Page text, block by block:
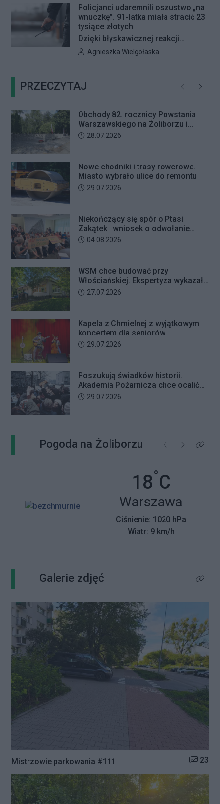
Rady Dzielnicy Żoliborz w sprawie
zaniechania budowy zespołu
przedszkolno-żłobkowego przy ul.
Ficowskiego. Po blisko pięciu
zaplanowano na koniec sierpnia
Policjanci udaremnili oszustwo „na
wnuczkę”. 91-latka miała stracić 23
tysiące złotych
Dzięki błyskawicznej reakcji
kryminalnych 91-letnia mieszkanka
wnuczkę”. Policjanci zatrzymali 32-
letniego mężczyznę w chwili, gdy
przyszedł odebrać przygotowane
przez seniorkę 23 tysiące złotych.
Mężczyzna usłyszał zarzut
Autor artykułu:
Agnieszka Wielgołaska
PRZECZYTAJ Poprzednie
Obchody 82. rocznicy Powstania
Warszawskiego na Żoliborzu i
Bielanach
Data dodania artykułu:
28.07.2026
Nowe chodniki i trasy rowerowe.
Miasto wybrało ulice do remontu
Data dodania artykułu:
29.07.2026
Niekończący się spór o Ptasi
Zakątek i wniosek o odwołanie
przewodniczącego Rady Dzielnicy
Data dodania artykułu:
04.08.2026
WSM chce budować przy
Włościańskiej. Ekspertyza wykazała
problemy z gruntem pod
Data dodania artykułu:
27.07.2026
Kapela z Chmielnej z wyjątkowym
koncertem dla seniorów
Data dodania artykułu:
29.07.2026
Poszukują świadków historii.
Akademia Pożarnicza chce ocalić
wspomnienia z pamiętnego strajku
Data dodania artykułu:
29.07.2026
Pogoda na Żoliborzu Poprzednie
NastępneKliknij
18°C
Miasto:
Warszawa
Ciśnienie: 1020 hPa
Wiatr: 9 km/h
Galerie zdjęć Kliknij
Mistrzowie parkowania #111 Liczba
23